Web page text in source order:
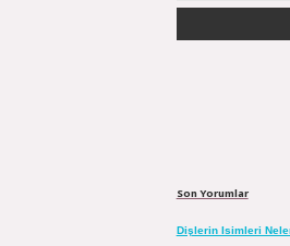
Son Yorumlar
Dişlerin Isimleri